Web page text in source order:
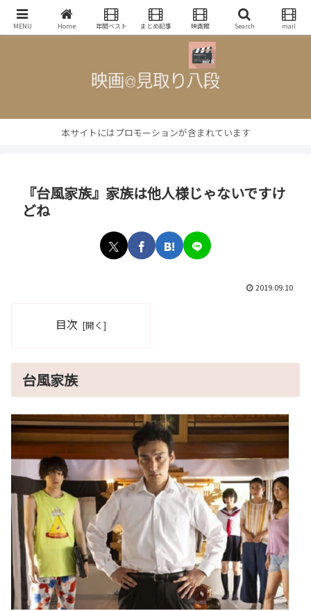
映画批評・レビューブログ
本サイトにはプロモーションが含まれています
『台風家族』家族は他人様じゃないですけ
どね
2019.09.10
目次
台風家族
MENU Home 年間ベスト まとめ記事 映画館 Search mail